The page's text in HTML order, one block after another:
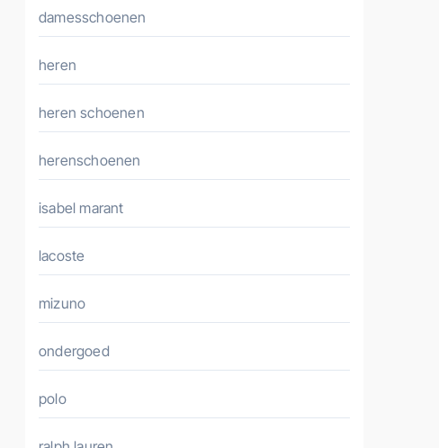
damesschoenen
heren
heren schoenen
herenschoenen
isabel marant
lacoste
mizuno
ondergoed
polo